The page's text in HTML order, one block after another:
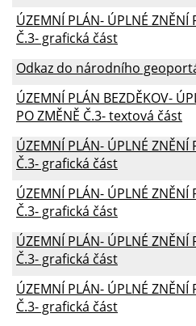
ÚZEMNÍ PLÁN- ÚPLNÉ ZNĚNÍ
Č.3- grafická část
Odkaz do národního
ÚZEMNÍ PLÁN BEZDĚKOV-
PO ZMĚNĚ Č.3- textová část
ÚZEMNÍ PLÁN- ÚPLNÉ ZNĚNÍ
Č.3- grafická část
ÚZEMNÍ PLÁN- ÚPLNÉ ZNĚNÍ
Č.3- grafická část
ÚZEMNÍ PLÁN- ÚPLNÉ ZNĚNÍ
Č.3- grafická část
ÚZEMNÍ PLÁN- ÚPLNÉ ZNĚNÍ
Č.3- grafická část